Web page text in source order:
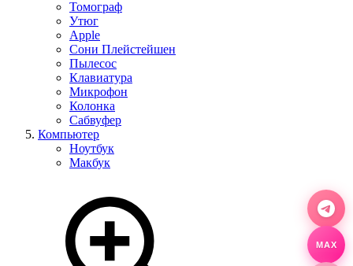
Томограф
Утюг
Apple
Сони Плейстейшен
Пылесос
Клавиатура
Микрофон
Колонка
Сабвуфер
Компьютер
Ноутбук
Макбук
MAX